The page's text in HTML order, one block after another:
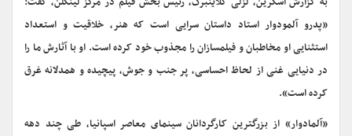
«پدرو آلمودوار استاد داستان سرایی است که هنر، خلاقیت و استعداد
استثنایی او مخاطبان و فیلمسازان را مجذوب خود کرده است. او با آثارش ما را
در دنیایی غنی از لحاظ احساسی، پر جنب و جوش، پیچیده و همدلانه غرق
کرده است».
«آلمادوار» از بزرگترین کارگردانان سینمای معاصر اسپانیا، طی چند دهه